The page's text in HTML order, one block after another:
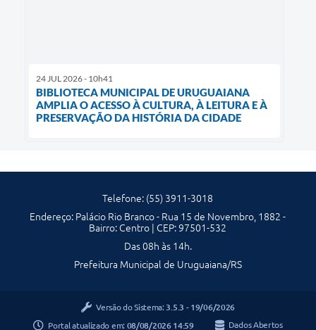
24 JUL 2026 - 10h41
BIBLIOTECA MUNICIPAL DE URUGUAIANA
AMPLIA O ACESSO À CULTURA, À LEITURA E À
PRESERVAÇÃO DA HISTÓRIA DA CIDADE
Telefone: (55) 3911-3018
Endereço: Palácio Rio Branco - Rua 15 de Novembro, 1882 -
Bairro: Centro | CEP: 97501-532
Das 08h às 14h.
Prefeitura Municipal de Uruguaiana/RS
Versão do Sistema: 3.5.3 - 19/06/2026
Portal atualizado em: 08/08/2026 14:59 Dados Abertos